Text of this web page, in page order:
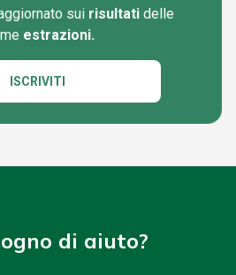
sui risultati delle
estrazioni.
ISCRIVITI
di aiuto?